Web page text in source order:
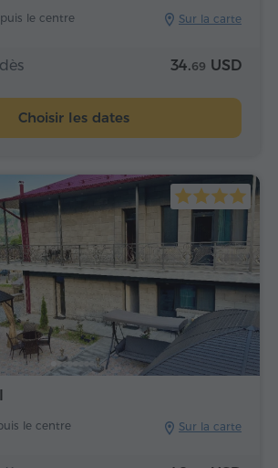
le centre Sur la carte
34.69 USD
Choisir les dates
le centre Sur la carte